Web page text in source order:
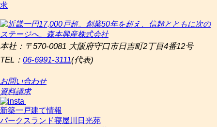
求
本社：〒570-0081 大阪府守口市日吉町2丁目4番12号
TEL： 06-6991-3111(代表)
お問い合わせ
資料請求
新築一戸建て情報
パークスランド寝屋川日光苑